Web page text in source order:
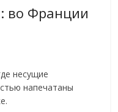
во Франции
несущие
напечатаны